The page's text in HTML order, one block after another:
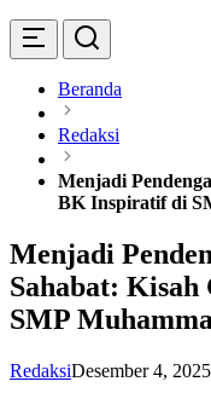
Beranda
Redaksi
Menjadi
BK Inspiratif di
Menjadi
Sahabat:
SMP
RedaksiDesember 4, 2025